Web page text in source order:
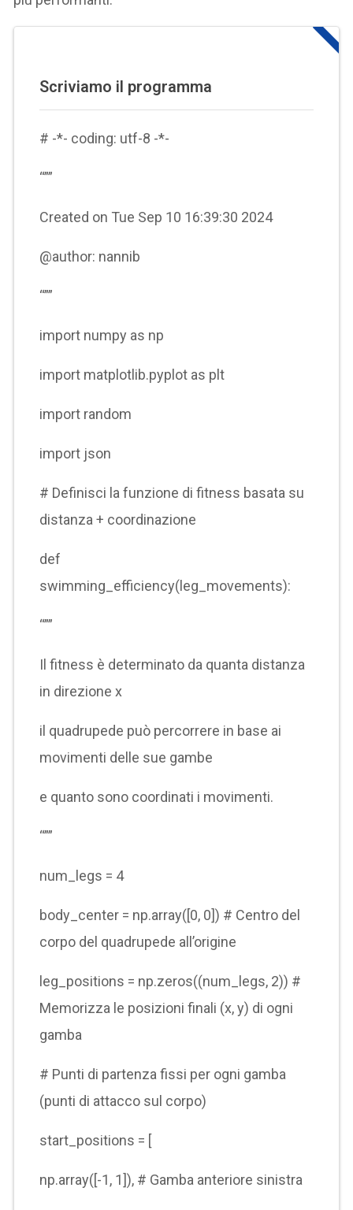
Scriviamo il programma
# -*- coding: utf-8 -*-
“””
Created on Tue Sep 10 16:39:30 2024
@author: nannib
“””
import numpy as np
import matplotlib.pyplot as plt
import random
import json
# Definisci la funzione di fitness basata su
distanza + coordinazione
def
swimming_efficiency(leg_movements):
“””
Il fitness è determinato da quanta distanza
in direzione x
il quadrupede può percorrere in base ai
movimenti delle sue gambe
e quanto sono coordinati i movimenti.
“””
num_legs = 4
body_center = np.array([0, 0]) # Centro del
corpo del quadrupede all’origine
leg_positions = np.zeros((num_legs, 2)) #
Memorizza le posizioni finali (x, y) di ogni
gamba
# Punti di partenza fissi per ogni gamba
(punti di attacco sul corpo)
start_positions = [
np.array([-1, 1]), # Gamba anteriore sinistra